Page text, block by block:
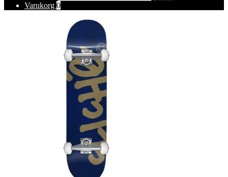
Varukorg 0